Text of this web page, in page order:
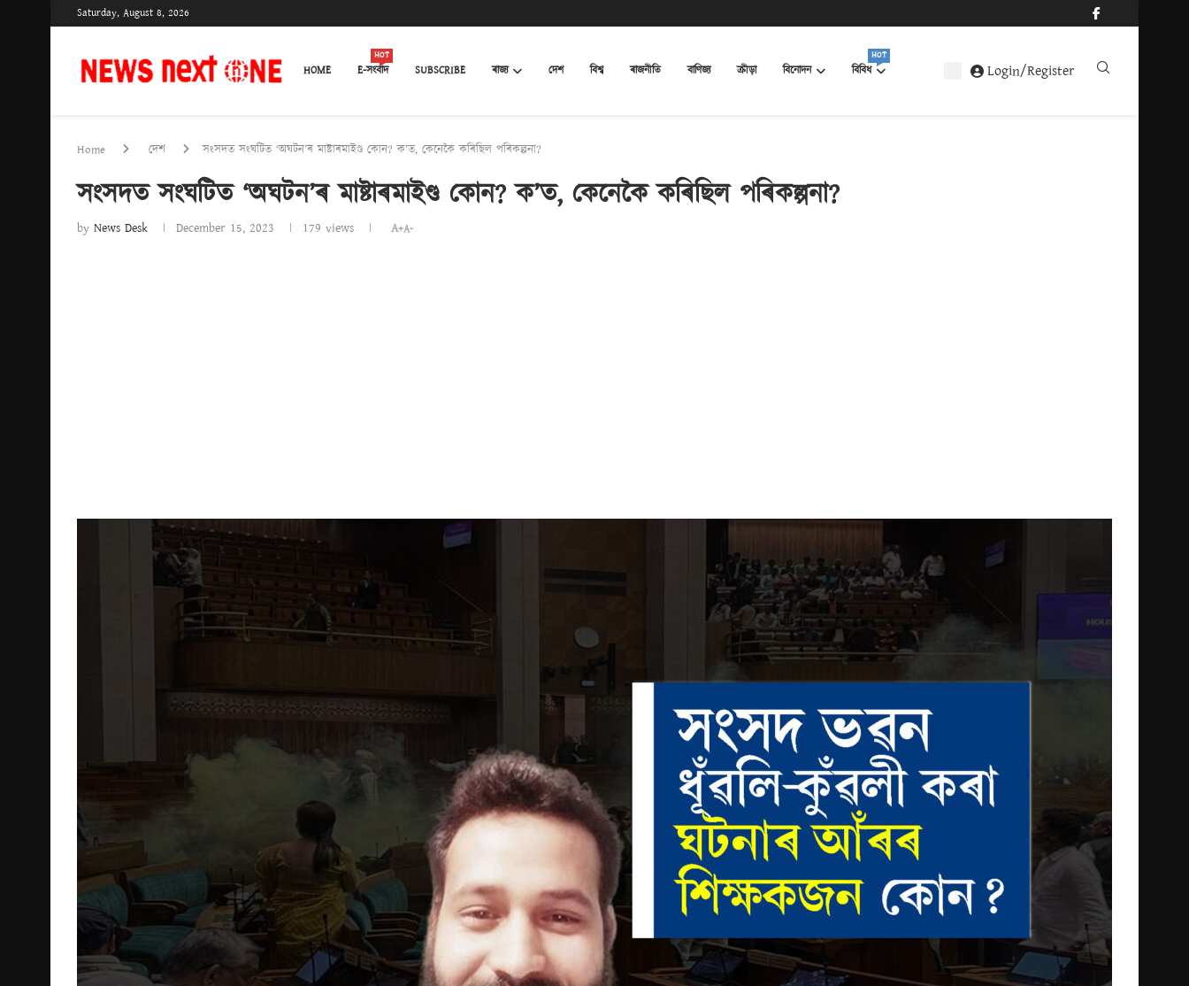
Saturday, August 8, 2026
HOME E-সংবাদ
HOT
SUBSCRIBE ৰাজ্য দেশ বিশ্ব ৰাজনীতি বাণিজ্য ক্ৰীড়া বিনোদন বিবিধ
HOT
Login/Register
Home দেশ সংসদত সংঘটিত ‘অঘটন’ৰ মাষ্টাৰমাইণ্ড কোন? ক’ত, কেনেকৈ কৰিছিল পৰিকল্পনা?
সংসদত সংঘটিত ‘অঘটন’ৰ মাষ্টাৰমাইণ্ড কোন? ক’ত, কেনেকৈ কৰিছিল পৰিকল্পনা?
by News Desk December 15, 2023 179 views A+A-